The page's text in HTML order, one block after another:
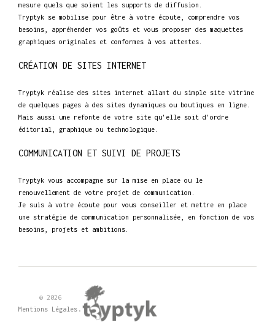
mesure quels que soient les supports de diffusion.
Tryptyk se mobilise pour être à votre écoute, comprendre vos
besoins, appréhender vos goûts et vous proposer des maquettes
graphiques originales et conformes à vos attentes.
CRÉATION DE SITES INTERNET
Tryptyk réalise des sites internet allant du simple site vitrine
de quelques pages à des sites dynamiques ou boutiques en ligne.
Mais aussi une refonte de votre site qu'elle soit d'ordre
éditorial, graphique ou technologique.
COMMUNICATION ET SUIVI DE PROJETS
Tryptyk vous accompagne sur la mise en place ou le
renouvellement de votre projet de communication.
Je suis à votre écoute pour vous conseiller et mettre en place
une stratégie de communication personnalisée, en fonction de vos
besoins, projets et ambitions.
© 2026
Mentions Légales .